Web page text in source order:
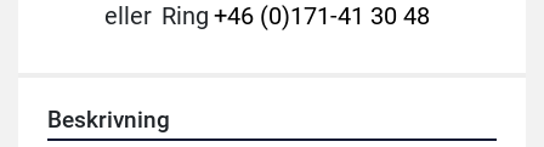
eller Ring +46 (0)171-41 30 48
Beskrivning